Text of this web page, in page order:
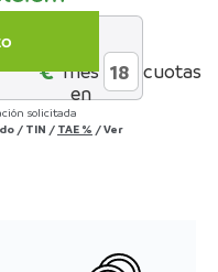
€*mes
en
cuotas
solicitada
/ TIN / TAE % /Ver